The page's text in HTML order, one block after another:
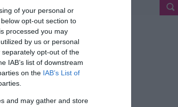
of your personal or
opt-out section to
processed you may
by us or personal
opt-out of the
IAB’s list of downstream
on the IAB’s List of
and may gather and store
a